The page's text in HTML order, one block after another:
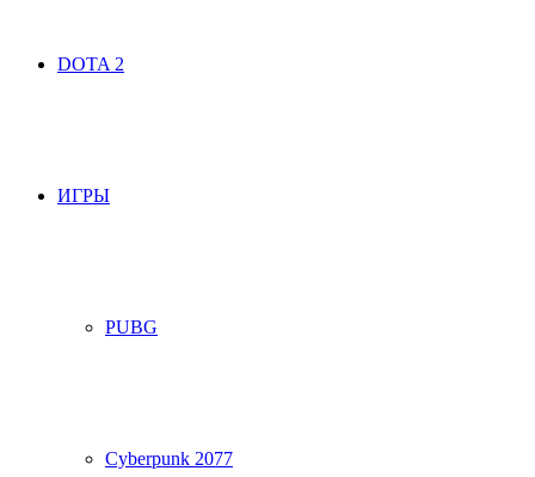
DOTA 2
ИГРЫ
PUBG
Cyberpunk 2077